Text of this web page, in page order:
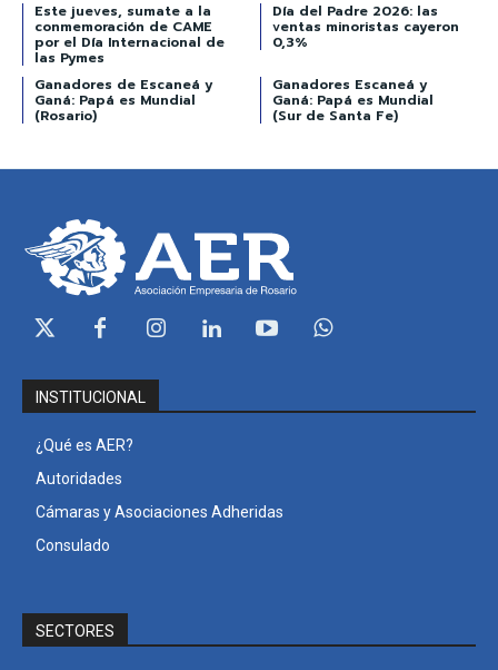
Este jueves, sumate a la
conmemoración de CAME
por el Día Internacional de
las Pymes
Día del Padre 2026: las
ventas minoristas cayeron
0,3%
Ganadores de Escaneá y
Ganá: Papá es Mundial
(Rosario)
Ganadores Escaneá y
Ganá: Papá es Mundial
(Sur de Santa Fe)
INSTITUCIONAL
¿Qué es AER?
Autoridades
Cámaras y Asociaciones Adheridas
Consulado
SECTORES